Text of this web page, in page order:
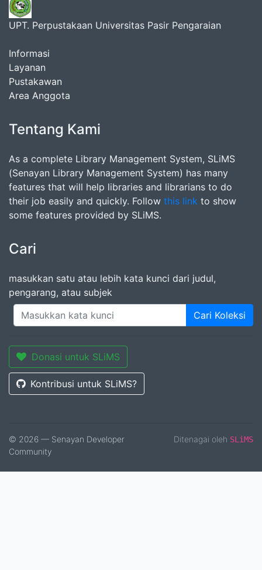
UPT. Perpustakaan Universitas Pasir Pengaraian
Informasi
Layanan
Pustakawan
Area Anggota
Tentang Kami
As a complete Library Management System, SLiMS
(Senayan Library Management System) has many
features that will help libraries and librarians to do
their job easily and quickly. Follow this link to show
some features provided by SLiMS.
Cari
masukkan satu atau lebih kata kunci dari judul,
pengarang, atau subjek
Cari Koleksi
Donasi untuk SLiMS
Kontribusi untuk SLiMS?
© 2026 — Senayan Developer
Community
Ditenagai oleh SLiMS